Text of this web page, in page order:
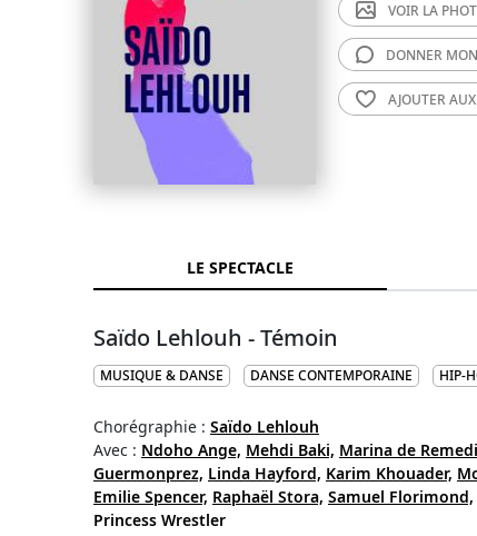
VOIR LA
DONNER MON
AJOUTER AUX
LE SPECTACLE
Saïdo Lehlouh - Témoin
MUSIQUE & DANSE DANSE CONTEMPORAINE HIP-
Chorégraphie : Saïdo Lehlouh
Avec : Ndoho Ange, Mehdi Baki, Marina de
Guermonprez, Linda Hayford, Karim Khouader,
Emilie Spencer, Raphaël Stora, Samuel Florimond,
Princess Wrestler